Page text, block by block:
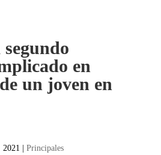
en
un joven en
2021 | Principales